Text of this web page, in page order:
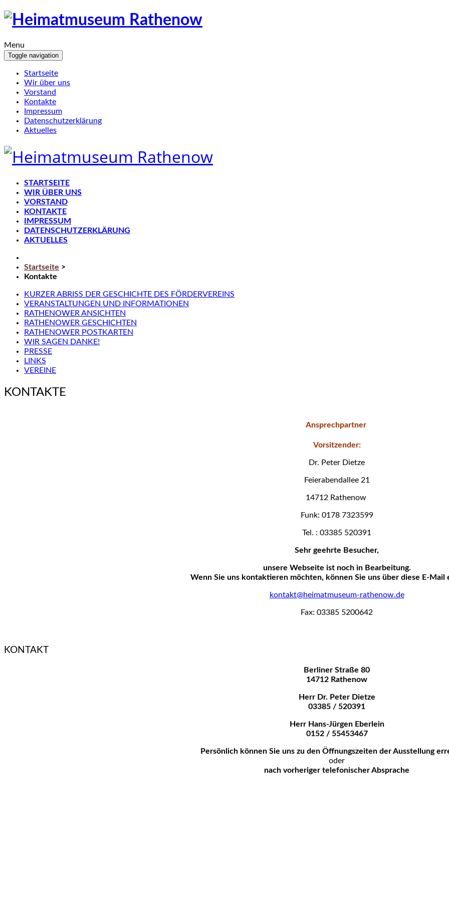
Menu
Toggle navigation
Startseite
Wir über uns
Vorstand
Kontakte
Impressum
Datenschutzerklärung
Aktuelles
STARTSEITE
WIR ÜBER UNS
VORSTAND
KONTAKTE
IMPRESSUM
DATENSCHUTZERKLÄRUNG
AKTUELLES
Startseite >
Kontakte
KURZER ABRISS DER GESCHICHTE DES FÖRDERVEREINS
VERANSTALTUNGEN UND INFORMATIONEN
RATHENOWER ANSICHTEN
RATHENOWER GESCHICHTEN
RATHENOWER POSTKARTEN
WIR SAGEN DANKE!
PRESSE
LINKS
VEREINE
KONTAKTE
Ansprechpartner
Vorsitzender:
Dr. Peter Dietze
Feierabendallee 21
14712 Rathenow
Funk: 0178 7323599
Tel. : 03385 520391
Sehr geehrte Besucher,
unsere Webseite ist noch in Bearbeitung.
Wenn Sie uns kontaktieren möchten, können Sie uns über diese E-Mail
kontakt@heimatmuseum-rathenow.de
Fax: 03385 5200642
KONTAKT
Berliner Straße 80
14712 Rathenow
Herr Dr. Peter Dietze
03385 / 520391
Herr Hans-Jürgen Eberlein
0152 / 55453467
Persönlich können Sie uns zu den Öffnungszeiten der Ausstellung
oder
nach vorheriger telefonischer Absprache